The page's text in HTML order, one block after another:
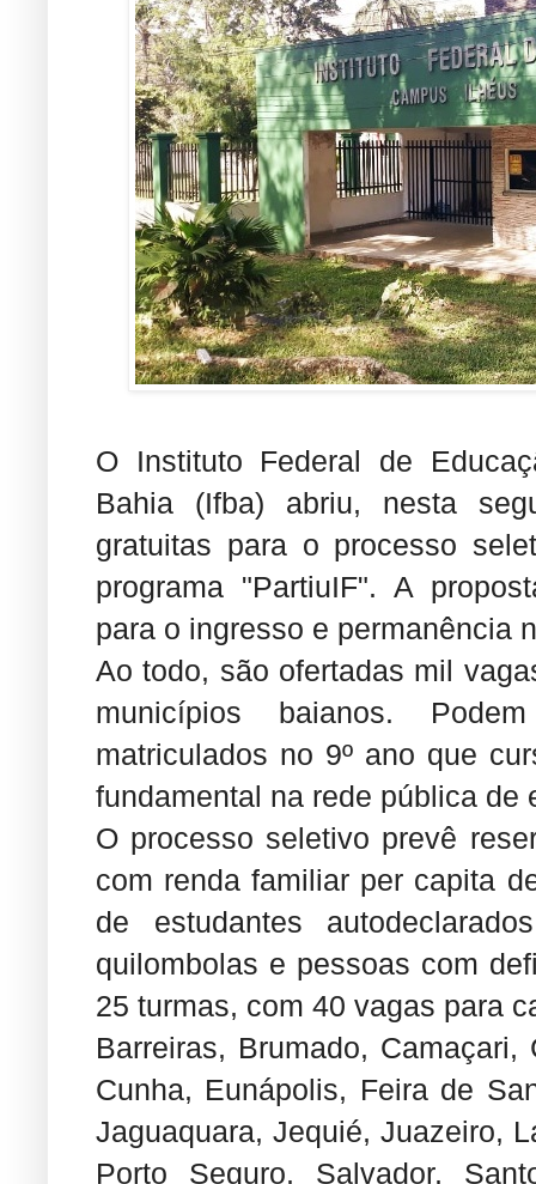
O Instituto Federal de
Bahia (Ifba) abriu, nesta
gratuitas para o processo
programa "PartiuIF". A
para o ingresso e permanência
Ao todo, são ofertadas mil
municípios baianos.
matriculados no 9º ano que
fundamental na rede pública de
O processo seletivo prevê
com renda familiar per capita
de estudantes
quilombolas e pessoas com
25 turmas, com 40 vagas para
Barreiras, Brumado,
Cunha, Eunápolis, Feira de
Jaguaquara, Jequié, Juazeiro,
Porto Seguro, Salvador,